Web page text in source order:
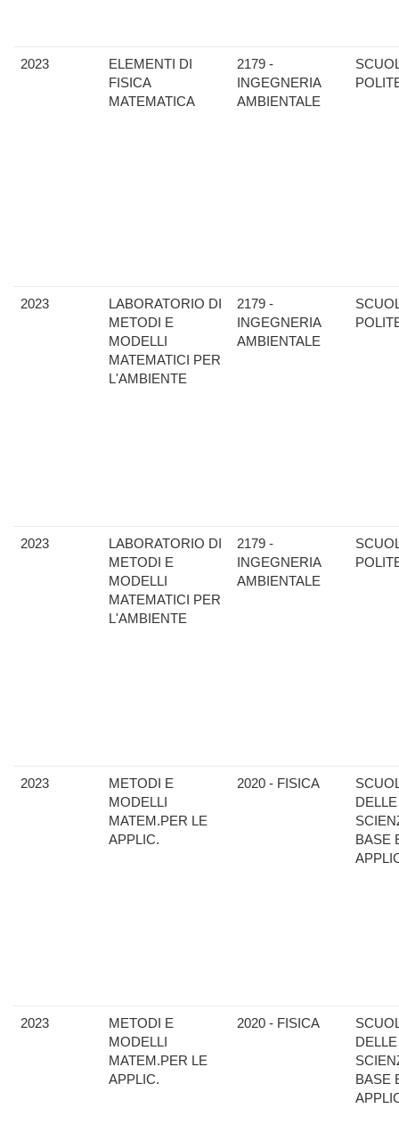
2023
ELEMENTI DI
FISICA
MATEMATICA
2179 -
INGEGNERIA
AMBIENTALE
2023
LABORATORIO DI
METODI E
MODELLI
MATEMATICI PER
L'AMBIENTE
2179 -
INGEGNERIA
AMBIENTALE
2023
LABORATORIO DI
METODI E
MODELLI
MATEMATICI PER
L'AMBIENTE
2179 -
INGEGNERIA
AMBIENTALE
2023
METODI E
MODELLI
MATEM.PER LE
APPLIC.
2020 - FISICA
DELLE
BASE
2023
METODI E
MODELLI
MATEM.PER LE
APPLIC.
2020 - FISICA
DELLE
BASE